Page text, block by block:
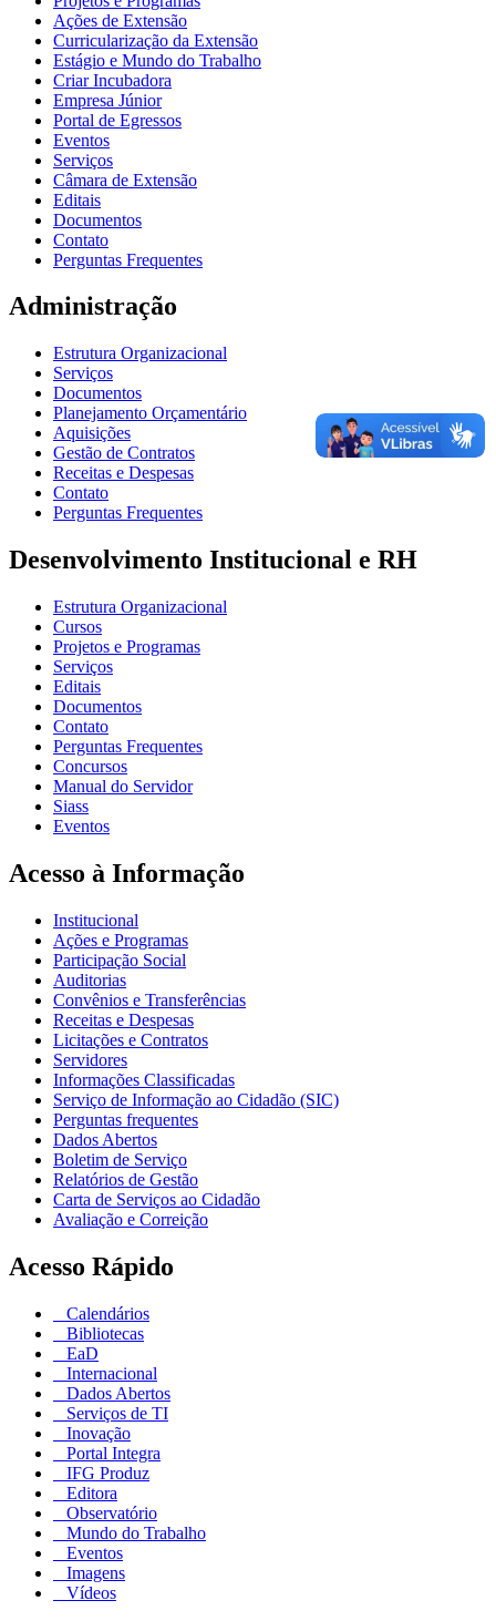
Ações de Extensão
Curricularização da Extensão
Estágio e Mundo do Trabalho
Criar Incubadora
Empresa Júnior
Portal de Egressos
Eventos
Serviços
Câmara de Extensão
Editais
Documentos
Contato
Perguntas Frequentes
Administração
Estrutura Organizacional
Serviços
Documentos
Planejamento Orçamentário
Aquisições
Gestão de Contratos
Receitas e Despesas
Contato
Perguntas Frequentes
Desenvolvimento Institucional e RH
Estrutura Organizacional
Cursos
Projetos e Programas
Serviços
Editais
Documentos
Contato
Perguntas Frequentes
Concursos
Manual do Servidor
Siass
Eventos
Acesso à Informação
Institucional
Ações e Programas
Participação Social
Auditorias
Convênios e Transferências
Receitas e Despesas
Licitações e Contratos
Servidores
Informações Classificadas
Serviço de Informação ao Cidadão (SIC)
Perguntas frequentes
Dados Abertos
Boletim de Serviço
Relatórios de Gestão
Carta de Serviços ao Cidadão
Avaliação e Correição
Acesso Rápido
Calendários
Bibliotecas
EaD
Internacional
Dados Abertos
Serviços de TI
Inovação
Portal Integra
IFG Produz
Editora
Observatório
Mundo do Trabalho
Eventos
Imagens
Vídeos